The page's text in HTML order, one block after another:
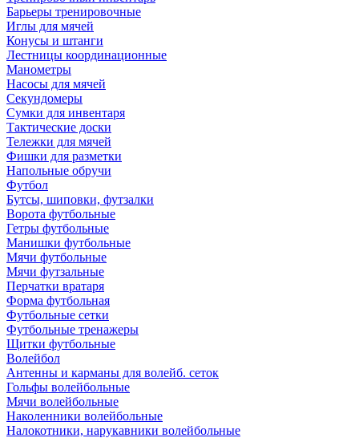
Барьеры тренировочные
Иглы для мячей
Конусы и штанги
Лестницы координационные
Манометры
Насосы для мячей
Секундомеры
Сумки для инвентаря
Тактические доски
Тележки для мячей
Фишки для разметки
Напольные обручи
Футбол
Бутсы, шиповки, футзалки
Ворота футбольные
Гетры футбольные
Манишки футбольные
Мячи футбольные
Мячи футзальные
Перчатки вратаря
Форма футбольная
Футбольные сетки
Футбольные тренажеры
Щитки футбольные
Волейбол
Антенны и карманы для волейб. сеток
Гольфы волейбольные
Мячи волейбольные
Наколенники волейбольные
Налокотники, нарукавники волейбольные